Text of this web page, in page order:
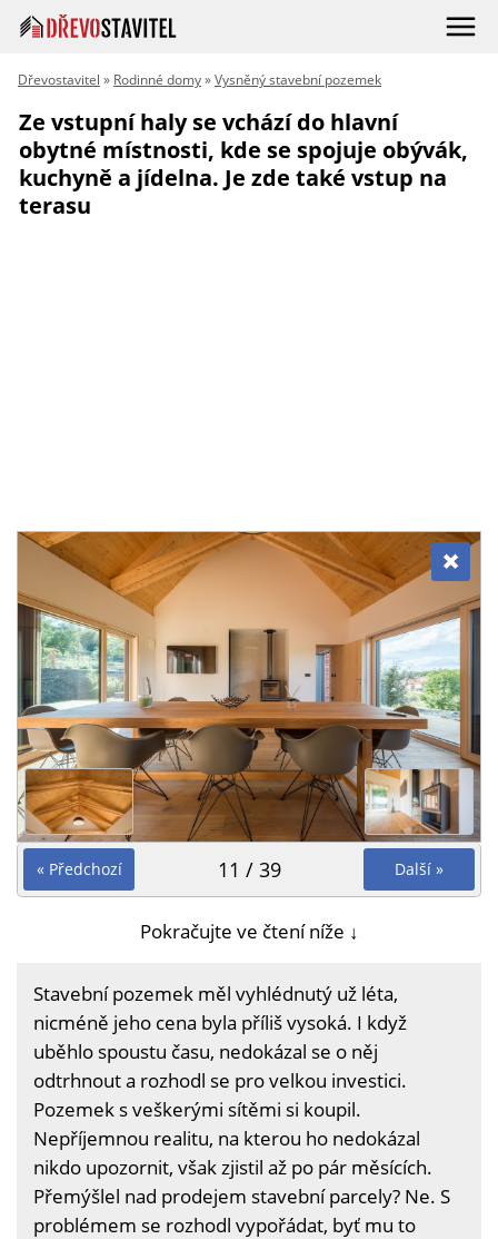
Dřevostavitel » Rodinné domy»Vysněný stavební pozemek
Ze vstupní haly se vchází do hlavní
obytné místnosti, kde se spojuje obývák,
kuchyně a jídelna. Je zde také vstup na
terasu
« Předchozí Další »
11 / 39
Pokračujte ve čtení níže ↓
Stavební pozemek měl vyhlédnutý už léta,
nicméně jeho cena byla příliš vysoká. I když
uběhlo spoustu času, nedokázal se o něj
odtrhnout a rozhodl se pro velkou investici.
Pozemek s veškerými sítěmi si koupil.
Nepříjemnou realitu, na kterou ho nedokázal
nikdo upozornit, však zjistil až po pár měsících.
Přemýšlel nad prodejem stavební parcely? Ne. S
problémem se rozhodl vypořádat, byť mu to